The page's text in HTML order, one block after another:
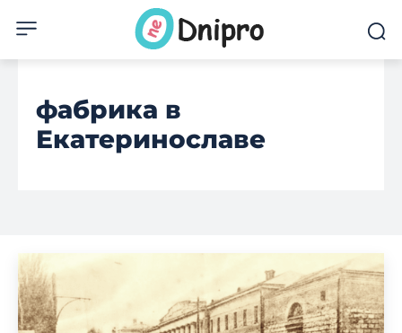
фабрика в
Екатеринославе